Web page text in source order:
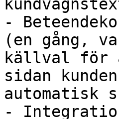
-
(en gång,
källval för
sidan
automatisk
-